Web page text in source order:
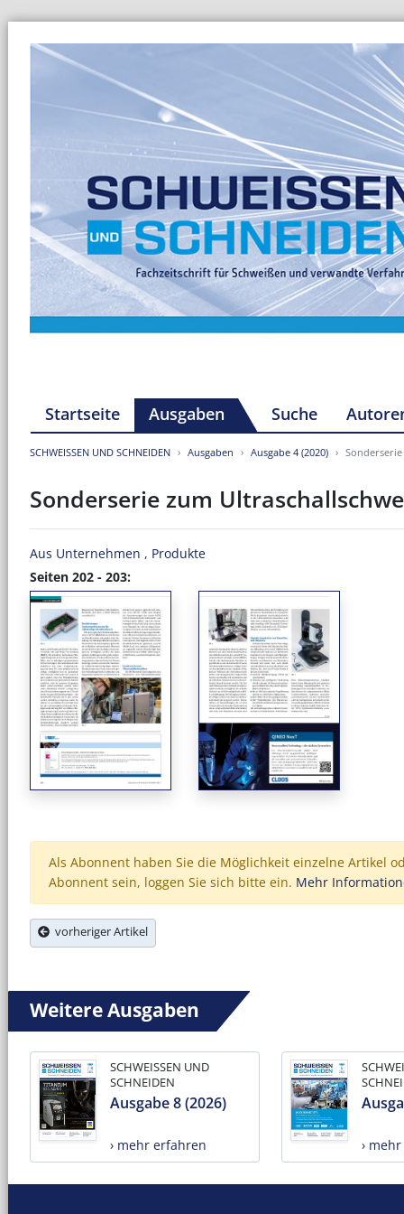
Startseite Ausgaben Suche
SCHWEISSEN UND SCHNEIDEN Ausgaben Ausgabe 4 (2020)
Sonderserie zum
Aus Unternehmen , Produkte
Seiten 202 - 203:
Als Abonnent haben Sie die Möglichkeit einzelne Artikel
Abonnent sein, loggen Sie sich bitte ein. Mehr
vorheriger Artikel
Weitere Ausgaben
SCHWEISSEN UND
SCHNEIDEN
Ausgabe 8 (2026)
› mehr erfahren ›